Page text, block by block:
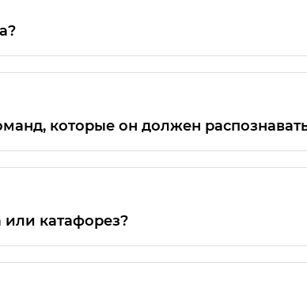
GAC GS4, GS8 и M8
которые он должен
фразой — фраза активации одна: «Хеллоу
катафорез?
обработке автомобилей